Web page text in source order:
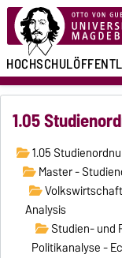
1.05
1.05
Master -
Analysis
Studien- und
Politikanalyse -